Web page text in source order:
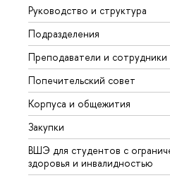
Руководство и структура
Подразделения
Преподаватели и сотрудники
Попечительский совет
Корпуса и общежития
Закупки
ВШЭ для студентов с
здоровья и инвалидностью